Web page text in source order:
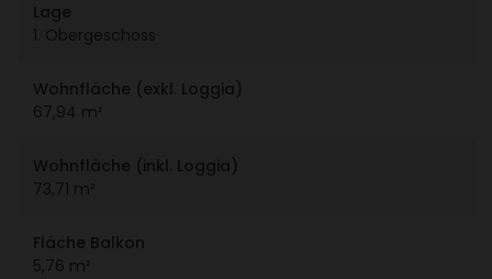
Lage
1. Ober­ge­schoss
Wohn­fläche (exkl. Loggia)
67,94 m²
Wohn­fläche (inkl. Loggia)
73,71 m²
Fläche Balkon
5,76 m²